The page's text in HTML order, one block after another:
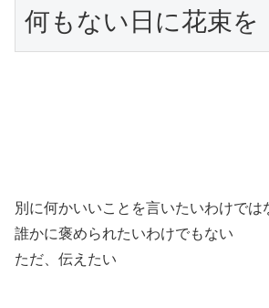
何もない日に花束を
別に何かいいことを言いたいわけでは
誰かに褒められたいわけでもない
ただ、伝えたい